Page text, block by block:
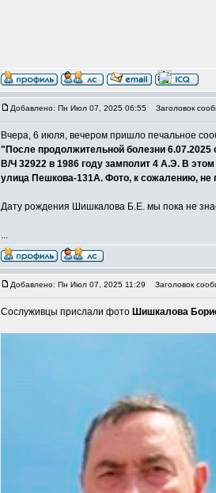
Добавлено: Пн Июл 07, 2025 06:55 Заголовок
Вчера, 6 июля, вечером пришло печальное
"После продолжительной болезни 6.07.2025
В/Ч 32922 в 1986 году замполит 4 А.Э. В
улица Пешкова-131А. Фото, к сожалению, не
Дату рождения Шишкалова Б.Е. мы пока не
...
Добавлено: Пн Июл 07, 2025 11:29 Заголовок
Сослуживцы прислали фото Шишкалова